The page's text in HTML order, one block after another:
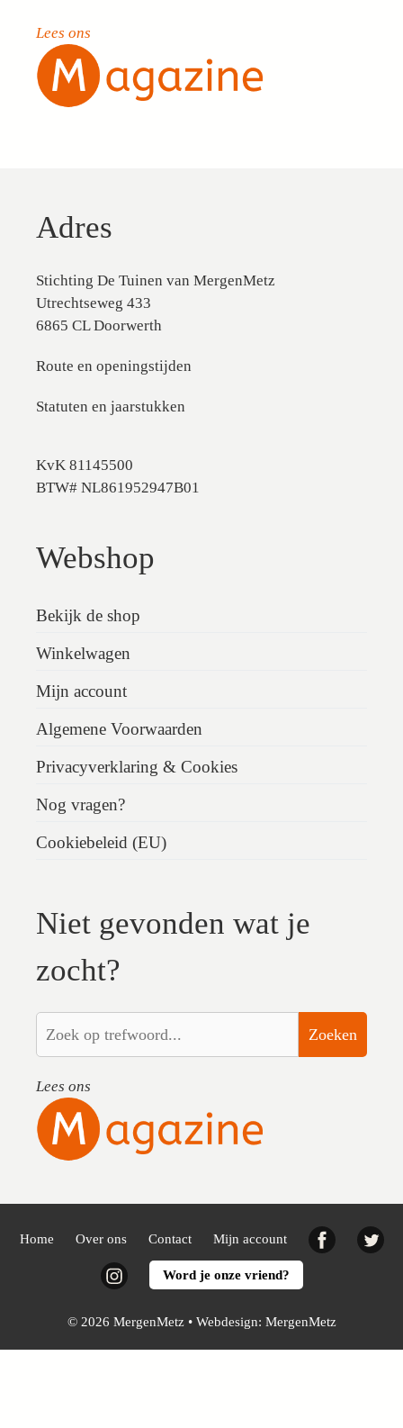
Lees ons
Adres
Stichting De Tuinen van MergenMetz
Utrechtseweg 433
6865 CL Doorwerth
Route en openingstijden
Statuten en jaarstukken
KvK 81145500
BTW# NL861952947B01
Webshop
Bekijk de shop
Winkelwagen
Mijn account
Algemene Voorwaarden
Privacyverklaring & Cookies
Nog vragen?
Cookiebeleid (EU)
Niet gevonden wat je
zocht?
Zoeken
Lees ons
Home Over ons Contact Mijn account Facebook
InstagramWord je onze vriend?
© 2026 MergenMetz • Webdesign: MergenMetz